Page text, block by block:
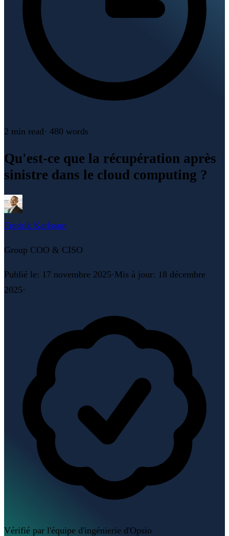
2 min read· 480 words
Qu'est-ce que la récupération après
sinistre dans le cloud computing ?
Fredrik Karlsson
Group COO & CISO
Publié le: 17 novembre 2025·Mis à jour: 18 décembre
2025·
Vérifié par l'équipe d'ingénierie d'Opsio